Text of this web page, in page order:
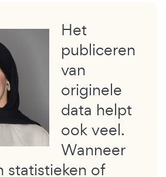
Het
publiceren
van
originele
data helpt
ook veel.
Wanneer
statistieken of